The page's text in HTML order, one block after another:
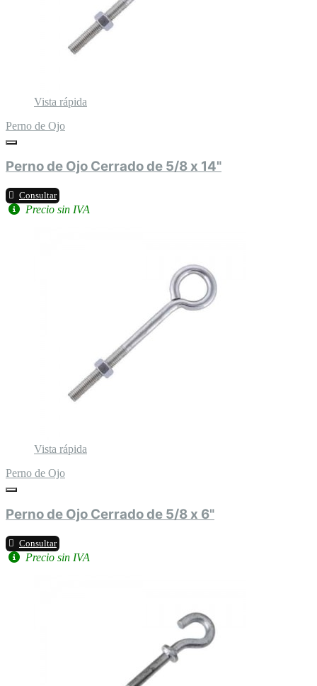
Vista rápida
Perno de Ojo
Perno de Ojo Cerrado de 5/8 x 14"
Consultar
Precio sin IVA
Vista rápida
Perno de Ojo
Perno de Ojo Cerrado de 5/8 x 6"
Consultar
Precio sin IVA